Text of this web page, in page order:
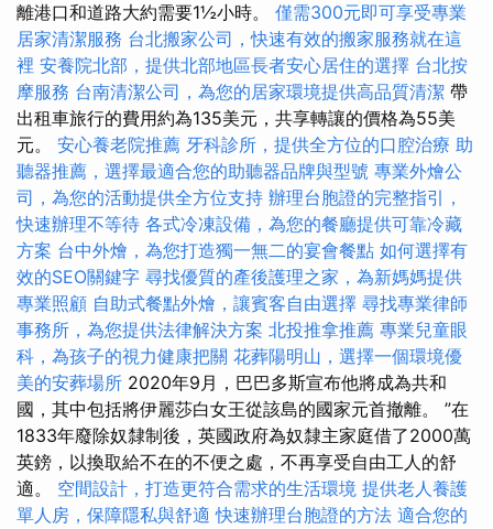
離港口和道路大約需要1½小時。 僅需300元即可享受專業
居家清潔服務 台北搬家公司，快速有效的搬家服務就在這
裡 安養院北部，提供北部地區長者安心居住的選擇 台北按
摩服務 台南清潔公司，為您的居家環境提供高品質清潔 帶
出租車旅行的費用約為135美元，共享轉讓的價格為55美
元。 安心養老院推薦 牙科診所，提供全方位的口腔治療 助
聽器推薦，選擇最適合您的助聽器品牌與型號 專業外燴公
司，為您的活動提供全方位支持 辦理台胞證的完整指引，
快速辦理不等待 各式冷凍設備，為您的餐廳提供可靠冷藏
方案 台中外燴，為您打造獨一無二的宴會餐點 如何選擇有
效的SEO關鍵字 尋找優質的產後護理之家，為新媽媽提供
專業照顧 自助式餐點外燴，讓賓客自由選擇 尋找專業律師
事務所，為您提供法律解決方案 北投推拿推薦 專業兒童眼
科，為孩子的視力健康把關 花葬陽明山，選擇一個環境優
美的安葬場所 2020年9月，巴巴多斯宣布他將成為共和
國，其中包括將伊麗莎白女王從該島的國家元首撤離。 ”在
1833年廢除奴隸制後，英國政府為奴隸主家庭借了2000萬
英鎊，以換取給不在的不便之處，不再享受自由工人的舒
適。 空間設計，打造更符合需求的生活環境 提供老人養護
單人房，保障隱私與舒適 快速辦理台胞證的方法 適合您的